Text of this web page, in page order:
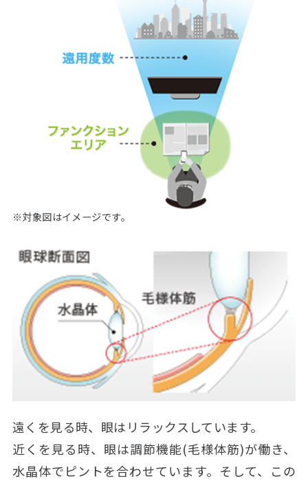
※対象図はイメージです。
遠くを見る時、眼はリラックスしています。
近くを見る時、眼は調節機能(毛様体筋)が働き、
水晶体でピントを合わせています。そして、この